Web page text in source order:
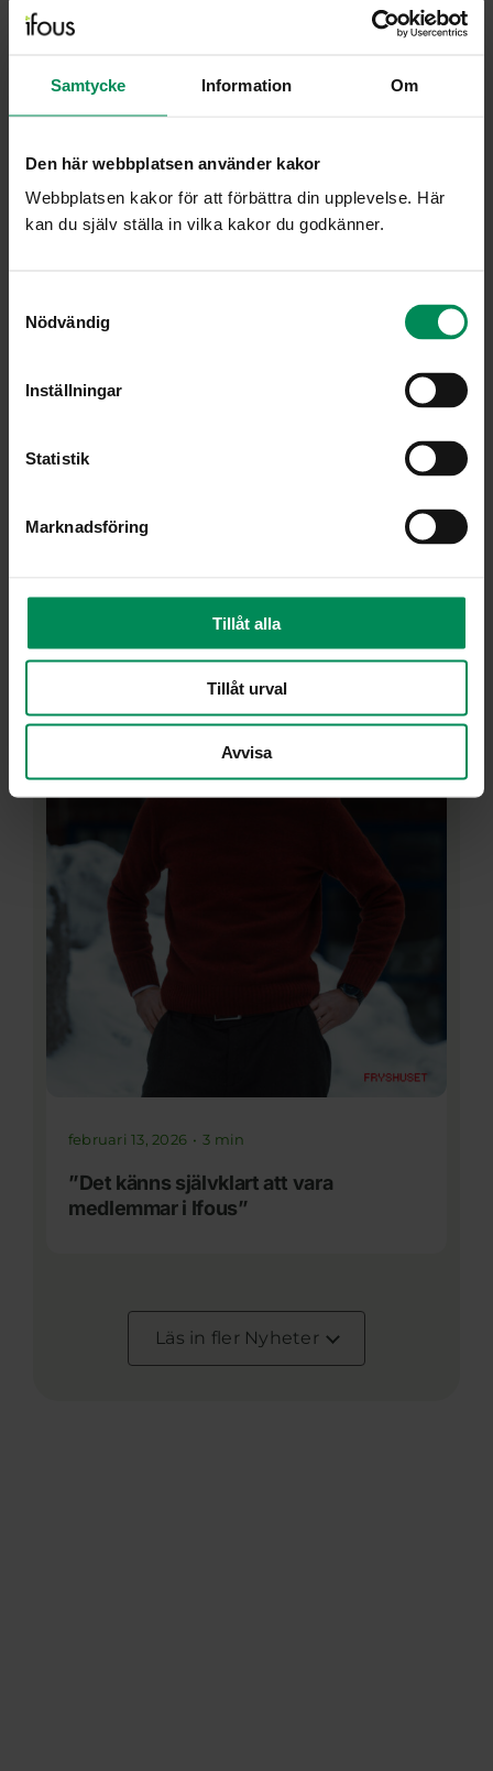
Samtycke Information Om
Den här webbplatsen använder kakor
Webbplatsen kakor för att förbättra din upplevelse. Här
kan du själv ställa in vilka kakor du godkänner.
Nödvändig
Inställningar
Statistik
Marknadsföring
Tillåt alla
Tillåt urval
Avvisa
Aktuella händelser
Informationsmöte: Stärkt
undervisningskvalitet i anpassade
skolformer
Ifous fokuserar
Läromedel
februari 13, 2026 • 3 min
”Det känns självklart att vara
medlemmar i Ifous”
Läs in fler Nyheter